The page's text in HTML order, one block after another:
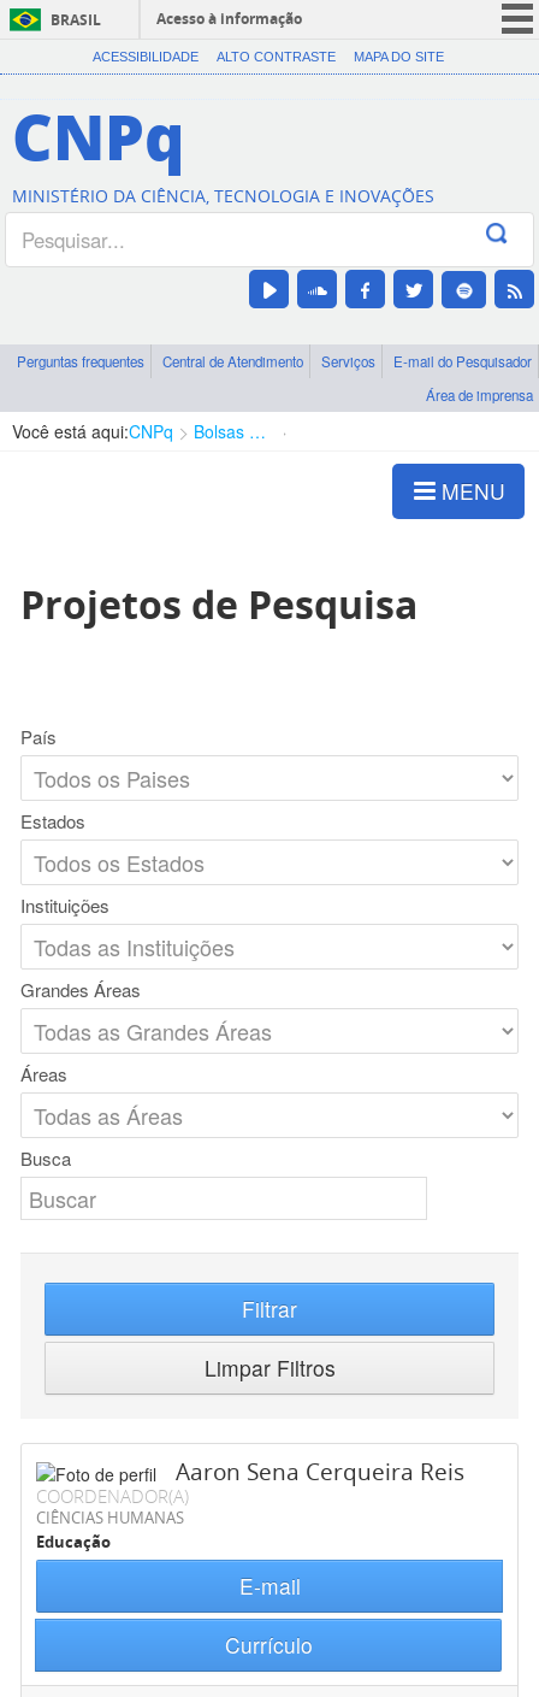
BRASIL
Acesso à informação
CORONAVÍRUS (COVID-19)
Canais
ACESSIBILIDADE ALTO CONTRASTE MAPA DO SITE
CNPq
MINISTÉRIO DA CIÊNCIA, TECNOLOGIA E INOVAÇÕES
Perguntas frequentes Central de Atendimento Serviços
E-mail do Pesquisador
Área de imprensa
Você está aqui:CNPq Bolsas e Auxílios Vigentes
MENU
Projetos de Pesquisa
País
Estados
Instituições
Grandes Áreas
Áreas
Busca
Filtrar
Limpar Filtros
Aaron Sena Cerqueira Reis
COORDENADOR(A)
CIÊNCIAS HUMANAS
Educação
E-mail
Currículo